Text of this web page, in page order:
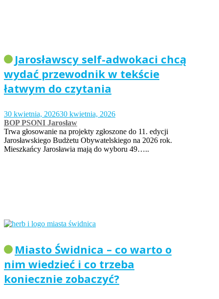
Jarosławscy self-adwokaci chcą
wydać przewodnik w tekście
łatwym do czytania
30 kwietnia, 202630 kwietnia, 2026
BOP PSONI Jarosław
Trwa głosowanie na projekty zgłoszone do 11. edycji
Jarosławskiego Budżetu Obywatelskiego na 2026 rok.
Mieszkańcy Jarosławia mają do wyboru 49…..
Miasto Świdnica – co warto o
nim wiedzieć i co trzeba
koniecznie zobaczyć?